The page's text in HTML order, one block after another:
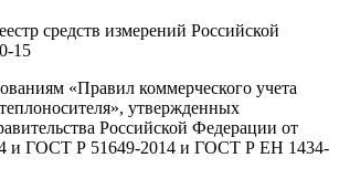
средств измерений Российской
15
«Правил коммерческого учета
утвержденных
Российской Федерации от
и ГОСТ Р 51649-2014 и ГОСТ Р ЕН 1434-